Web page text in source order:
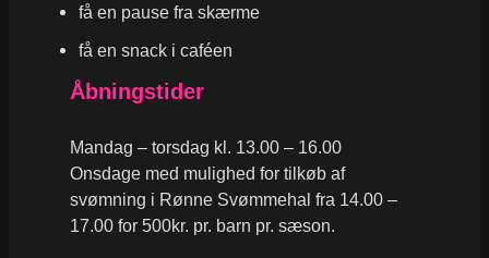
få en pause fra skærme
få en snack i caféen
Åbningstider
Mandag – torsdag kl. 13.00 – 16.00
Onsdage med mulighed for tilkøb af
svømning i Rønne Svømmehal fra 14.00 –
17.00 for 500kr. pr. barn pr. sæson.